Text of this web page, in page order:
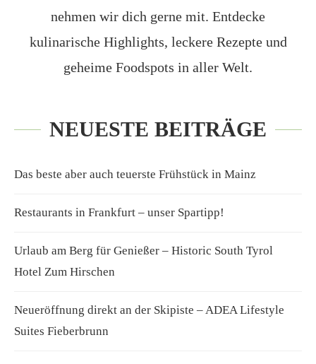
nehmen wir dich gerne mit. Entdecke
kulinarische Highlights, leckere Rezepte und
geheime Foodspots in aller Welt.
NEUESTE BEITRÄGE
Das beste aber auch teuerste Frühstück in Mainz
Restaurants in Frankfurt – unser Spartipp!
Urlaub am Berg für Genießer – Historic South Tyrol
Hotel Zum Hirschen
Neueröffnung direkt an der Skipiste – ADEA Lifestyle
Suites Fieberbrunn